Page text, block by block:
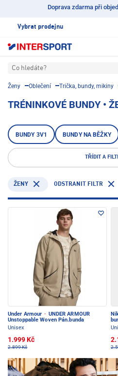
Doprava zdarma při
Vybrat prodejnu
Co hledáte?
Ženy Oblečení Trička, bundy, mikiny
TRÉNINKOVÉ BUNDY •
BUNDY 3V1 BUNDY NA BĚŽKY
TŘÍDIT A
ŽENY ODSTRANIT FILTR
Under Armour · UNDER ARMOUR
Unstoppable Woven Pán.bunda
Unisex
1.999 Kč
2.899 Kč